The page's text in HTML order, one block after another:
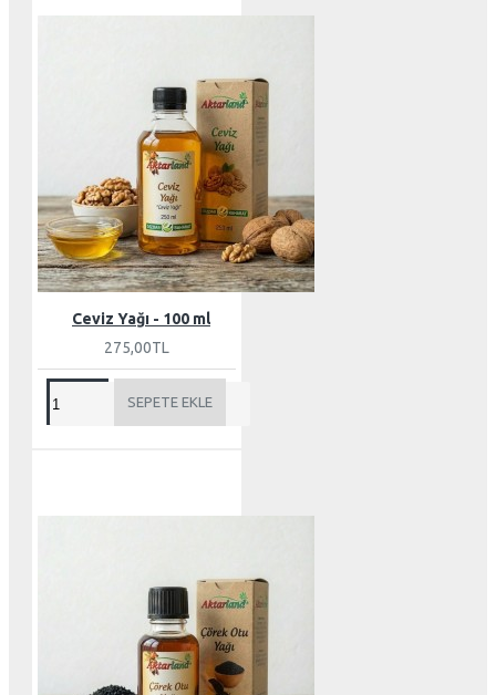
Ceviz Yağı - 100 ml
275,00TL
SEPETE EKLE